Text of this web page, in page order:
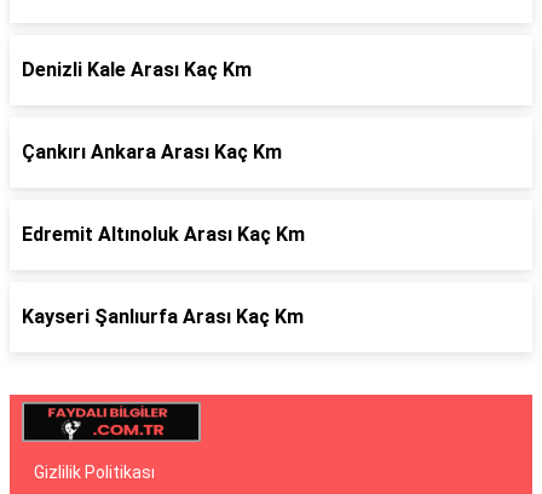
Denizli Kale Arası Kaç Km
Çankırı Ankara Arası Kaç Km
Edremit Altınoluk Arası Kaç Km
Kayseri Şanlıurfa Arası Kaç Km
Gizlilik Politikası